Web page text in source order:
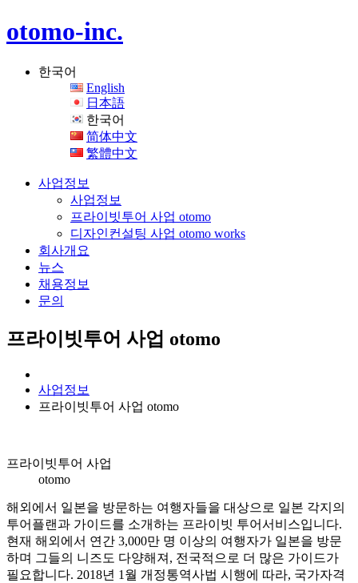
otomo-inc.
한국어
English
日本語
한국어
简体中文
繁體中文
사업정보
사업정보
프라이빗투어 사업 otomo
디자인컨설팅 사업 otomo works
회사개요
뉴스
채용정보
문의
프라이빗투어 사업 otomo
사업정보
프라이빗투어 사업 otomo
프라이빗투어 사업
otomo
해외에서 일본을 방문하는 여행자들을 대상으로 일본 각지의
투어플랜과 가이드를 소개하는 프라이빗 투어서비스입니다.
현재 해외에서 연간 3,000만 명 이상의 여행자가 일본을 방문
하며 그들의 니즈도 다양해져, 전국적으로 더 많은 가이드가
필요합니다. 2018년 1월 개정통역사법 시행에 따라, 국가자격